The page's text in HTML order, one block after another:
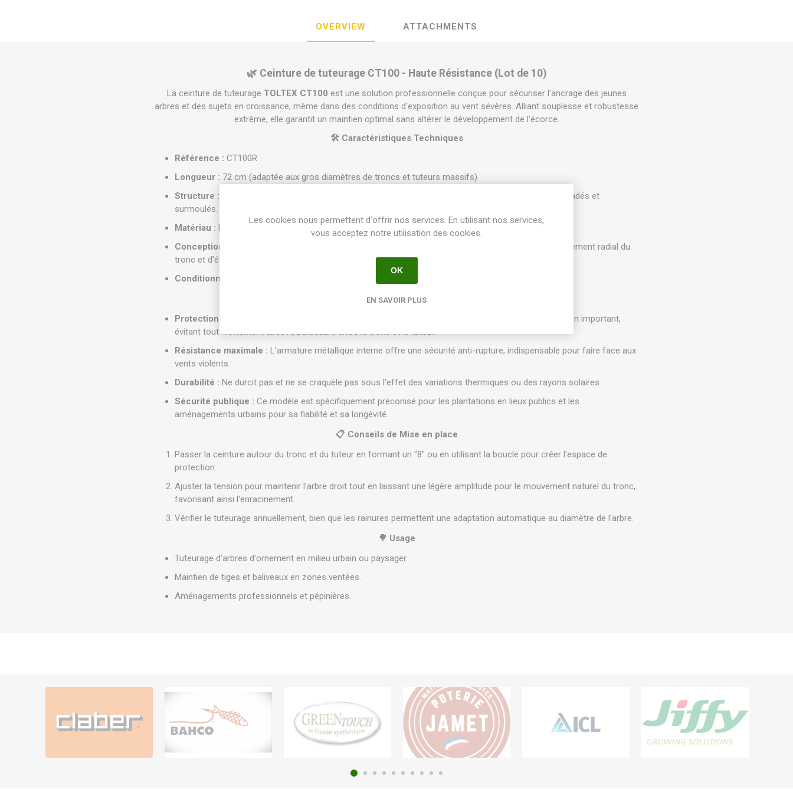
OVERVIEW ATTACHMENTS
🌿 Ceinture de tuteurage CT100 - Haute Résistance (Lot de 10)
La ceinture de tuteurage TOLTEX CT100 est une solution professionnelle conçue pour sécuriser l'ancrage des jeunes
arbres et des sujets en croissance, même dans des conditions d'exposition au vent sévères. Alliant souplesse et robustesse
extrême, elle garantit un maintien optimal sans altérer le développement de l'écorce.
🛠️ Caractéristiques Techniques
Référence : CT100R
Longueur : 72 cm (adaptée aux gros diamètres de troncs et tuteurs massifs)
Structure : Insert métallique composé de deux fils d'acier recuits de 1,4 mm de diamètre chacun, torsadés et
surmoulés.
Matériau : Élastomère caoutchoutique haute performance, traité anti-UV et résistant au gel.
Conception ergonomique :
Présence de rainures de compression permettant d'absorber le grossissement radial du
tronc et d'évacuer les eaux de pluie.
Conditionnement :
✨ Points Forts & Avantages
Protection du végétal :
La souplesse du matériau et la boucle intégrée créent un coussin de protection important,
évitant tout frottement direct ou blessure entre le tronc et le tuteur.
Résistance maximale : L'armature métallique interne offre une sécurité anti-rupture, indispensable pour faire face aux
vents violents.
Durabilité : Ne durcit pas et ne se craquèle pas sous l'effet des variations thermiques ou des rayons solaires.
Sécurité publique : Ce modèle est spécifiquement préconisé pour les plantations en lieux publics et les
aménagements urbains pour sa fiabilité et sa longévité.
📋 Conseils de Mise en place
Passer la ceinture autour du tronc et du tuteur en formant un "8" ou en utilisant la boucle pour créer l'espace de
protection.
Ajuster la tension pour maintenir l'arbre droit tout en laissant une légère amplitude pour le mouvement naturel du tronc,
favorisant ainsi l'enracinement.
Vérifier le tuteurage annuellement, bien que les rainures permettent une adaptation automatique au diamètre de l'arbre.
🌳 Usage
Tuteurage d'arbres d'ornement en milieu urbain ou paysager.
Maintien de tiges et baliveaux en zones ventées.
Aménagements professionnels et pépinières.
Les cookies nous permettent d'offrir nos services. En utilisant nos services,
vous acceptez notre utilisation des cookies.
OK
EN SAVOIR PLUS